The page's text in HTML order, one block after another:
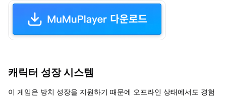
캐릭터 성장 시스템
이 게임은 방치 성장을 지원하기 때문에 오프라인 상태에서도 경험